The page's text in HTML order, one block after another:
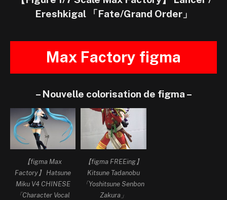
Ereshkigal 「Fate/Grand Order」
Max Factory figma
– Nouvelle colorisation de figma –
【figma Max
Factory】 Hatsune
Miku V4 CHINESE
「Character Vocal
【figma FREEing】
Kitsune Tadanobu
「Yoshitsune Senbon
Zakura」